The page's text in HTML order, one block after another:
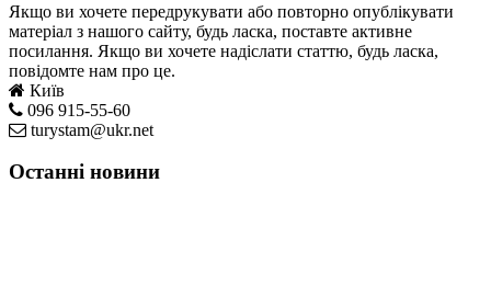
Якщо ви хочете передрукувати або повторно опублікувати
матеріал з нашого сайту, будь ласка, поставте активне
посилання. Якщо ви хочете надіслати статтю, будь ласка,
повідомте нам про це.
Київ
096 915-55-60
turystam@ukr.net
Останні новини